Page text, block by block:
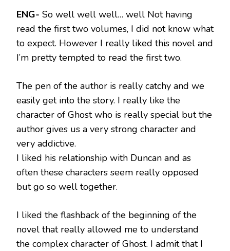
ENG- So well well well… well Not having
read the first two volumes, I did not know what
to expect. However I really liked this novel and
I’m pretty tempted to read the first two.
The pen of the author is really catchy and we
easily get into the story. I really like the
character of Ghost who is really special but the
author gives us a very strong character and
very addictive.
I liked his relationship with Duncan and as
often these characters seem really opposed
but go so well together.
I liked the flashback of the beginning of the
novel that really allowed me to understand
the complex character of Ghost. I admit that I